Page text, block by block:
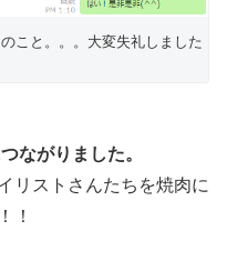
こと。。。大変失礼しました
ながりました。
リストさんたちを焼肉に
！